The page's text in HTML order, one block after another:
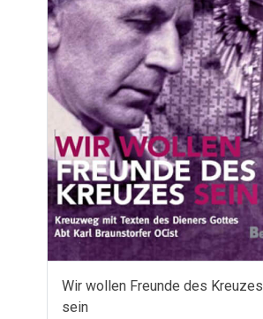
Wir wollen Freunde des Kreuzes
sein